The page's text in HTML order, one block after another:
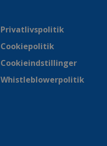
Privatlivspolitik
Cookiepolitik
Cookieindstillinger
Whistleblowerpolitik